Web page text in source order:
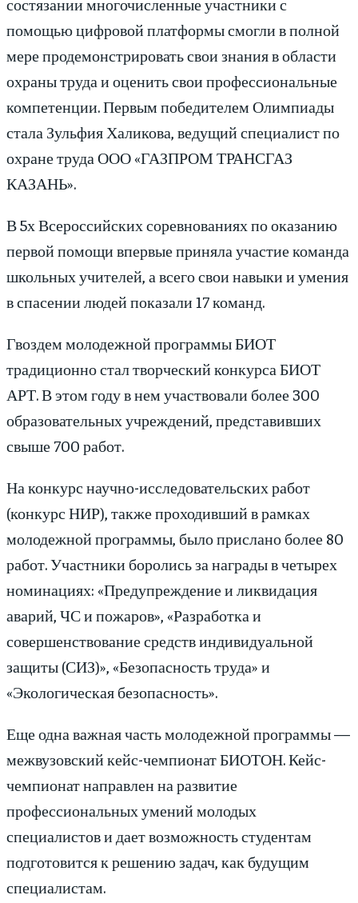
помощью цифровой платформы смогли в полной
мере продемонстрировать свои знания в области
охраны труда и оценить свои профессиональные
компетенции. Первым победителем Олимпиады
стала Зульфия Халикова, ведущий специалист по
охране труда ООО «ГАЗПРОМ ТРАНСГАЗ
КАЗАНЬ».
В 5х Всероссийских соревнованиях по оказанию
первой помощи впервые приняла участие команда
школьных учителей, а всего свои навыки и умения
в спасении людей показали 17 команд.
Гвоздем молодежной программы БИОТ
традиционно стал творческий конкурса БИОТ
АРТ. В этом году в нем участвовали более 300
образовательных учреждений, представивших
свыше 700 работ.
На конкурс научно-исследовательских работ
(конкурс НИР), также проходивший в рамках
молодежной программы, было прислано более 80
работ. Участники боролись за награды в четырех
номинациях: «Предупреждение и ликвидация
аварий, ЧС и пожаров», «Разработка и
совершенствование средств индивидуальной
защиты (СИЗ)», «Безопасность труда» и
«Экологическая безопасность».
Еще одна важная часть молодежной программы —
межвузовский кейс-чемпионат БИОТОН. Кейс-
чемпионат направлен на развитие
профессиональных умений молодых
специалистов и дает возможность студентам
подготовится к решению задач, как будущим
специалистам.